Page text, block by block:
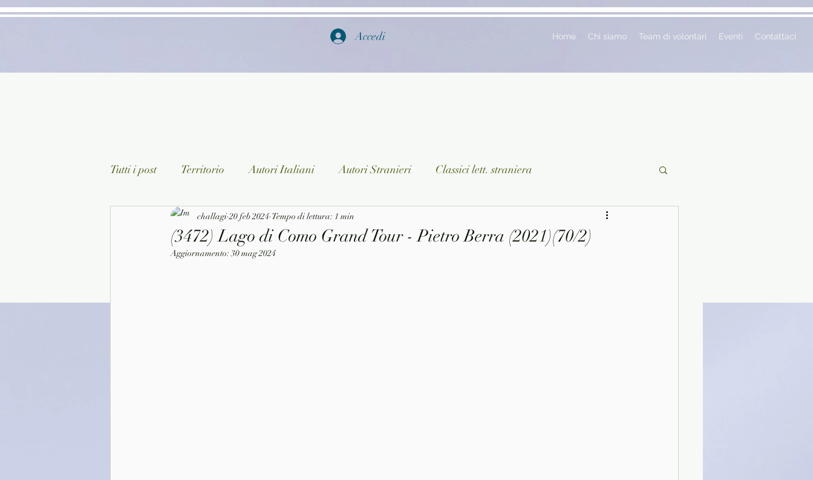
Accedi Home Chi siamo Team di volontari Eventi Contattaci
Tutti i post Territorio Autori Italiani Autori Stranieri Classici lett. straniera
Classici lett. italiana Saggistica Ragazzi
(3472) Lago di Como Grand Tour - Pietro Berra (2021)(70/2)
challagi 20 feb 2024 Tempo di lettura: 1 min
Aggiornamento:30 mag 2024